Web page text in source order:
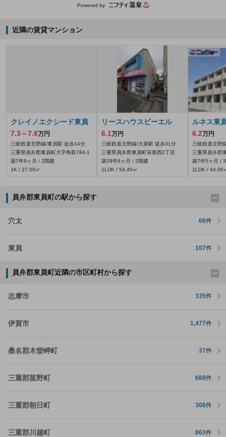
Powered by
近隣の賃貸マンション
クレイノエクシード東員
7.3～7.6万円
三岐鉄道北勢線/東員駅 徒歩14分
三重県員弁郡東員町大字鳥取784‐1
築7年9ヶ月 / 2階建
1K / 27.00㎡
リースハウスビーエル
6.1万円
三岐鉄道北勢線/大泉駅 徒歩31分
三重県員弁郡東員町笹尾西2丁目
築29年6ヶ月 / 2階建
1LDK / 54.40㎡
ルネス東
6.2万円
三岐鉄道北勢
三重県員弁郡
築7年5ヶ月 /
1LDK / 44.00
員弁郡東員町の駅から探す
穴太 66件
東員 107件
員弁郡東員町近隣の市区町村から探す
志摩市 335件
伊賀市 1,477件
桑名郡木曽岬町 37件
三重郡菰野町 688件
三重郡朝日町 308件
三重郡川越町 863件